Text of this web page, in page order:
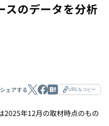
スのデータを分析
ェアする URLをコピー
2025年12月の取材時点のもの